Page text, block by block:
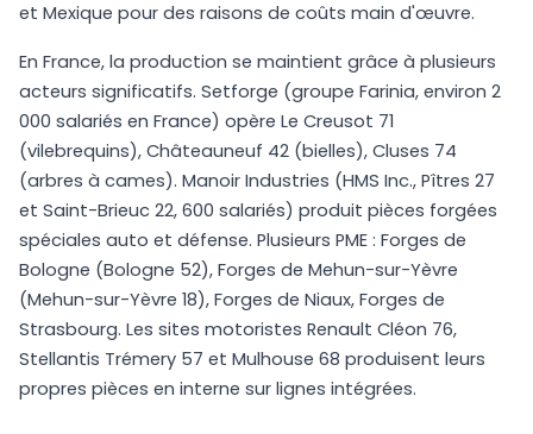
et Mexique pour des raisons de coûts main d'œuvre.
En France, la production se maintient grâce à plusieurs
acteurs significatifs. Setforge (groupe Farinia, environ 2
000 salariés en France) opère Le Creusot 71
(vilebrequins), Châteauneuf 42 (bielles), Cluses 74
(arbres à cames). Manoir Industries (HMS Inc., Pîtres 27
et Saint-Brieuc 22, 600 salariés) produit pièces forgées
spéciales auto et défense. Plusieurs PME : Forges de
Bologne (Bologne 52), Forges de Mehun-sur-Yèvre
(Mehun-sur-Yèvre 18), Forges de Niaux, Forges de
Strasbourg. Les sites motoristes Renault Cléon 76,
Stellantis Trémery 57 et Mulhouse 68 produisent leurs
propres pièces en interne sur lignes intégrées.